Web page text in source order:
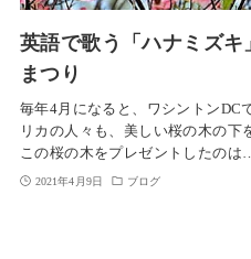
英語で歌う「ハナミズ
まつり
毎年4月になると、ワシントンDC
リカの人々も、美しい桜の木の下
この桜の木をプレゼントしたの
2021年4月9日 ブログ